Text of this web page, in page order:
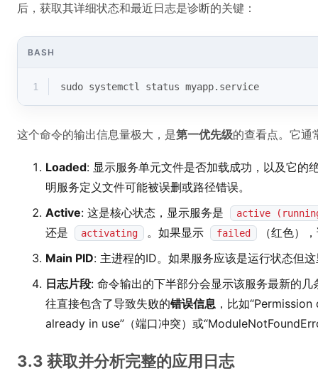
后，获取其详细状态和最近日志是诊断的关键：
BASH
1 sudo systemctl status myapp.service
这个命令的输出信息量极大，是第一优先级的查看点。它通
Loaded: 显示服务单元文件是否加载成功，以及它的
明服务定义文件可能被误删或路径错误。
Active: 这是核心状态，显示服务是 active
还是 activating 。如果显示 failed
（红色）
Main PID: 主进程的ID。如果服务应该是运行状态但
日志片段: 命令输出的下半部分会显示该服务最新的
往直接包含了导致失败的错误信息 ，比如
already in use”（端口冲突）或
3.3 获取并分析完整的应用日志